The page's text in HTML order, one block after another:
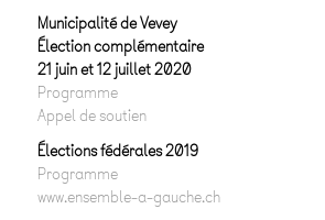
Municipalité de Vevey
Élection complémentaire
21 juin et 12 juillet 2020
Programme
Appel de soutien
Élections fédérales 2019
Programme
www.ensemble-a-gauche.ch